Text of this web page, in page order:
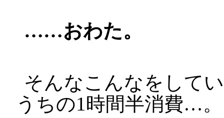
……おわた。
そんなこんなをして
うちの1時間半消費…。